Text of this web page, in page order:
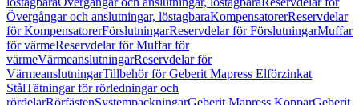
Övergångar och anslutningar, löstagbaraKompensatorerReservdelar
för KompensatorerFörslutningarReservdelar för FörslutningarMuffar
för värmeReservdelar för Muffar för
värmeVärmeanslutningarReservdelar för
VärmeanslutningarTillbehör för Geberit Mapress Elförzinkat
StålTätningar för rörledningar och
rördelarRörfästenSystempackningarGeberit Mapress KopparGeberit